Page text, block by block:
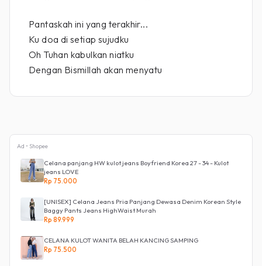
Pantaskah ini yang terakhir...
Ku doa di setiap sujudku
Oh Tuhan kabulkan niatku
Dengan Bismillah akan menyatu
Ad • Shopee
Celana panjang HW kulot jeans Boyfriend Korea 27 - 34 - Kulot
jeans LOVE
Rp 75.000
[UNISEX] Celana Jeans Pria Panjang Dewasa Denim Korean Style
Baggy Pants Jeans HighWaist Murah
Rp 89.999
CELANA KULOT WANITA BELAH KANCING SAMPING
Rp 75.500